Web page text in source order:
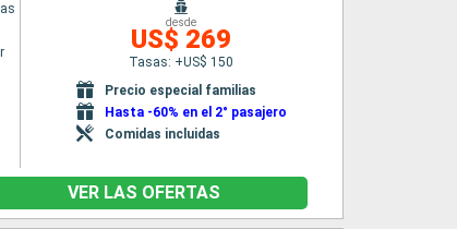
desde
US$ 269
Tasas: +US$ 150
Precio especial familias
Hasta -60% en el 2° pasajero
Comidas incluidas
VER LAS OFERTAS